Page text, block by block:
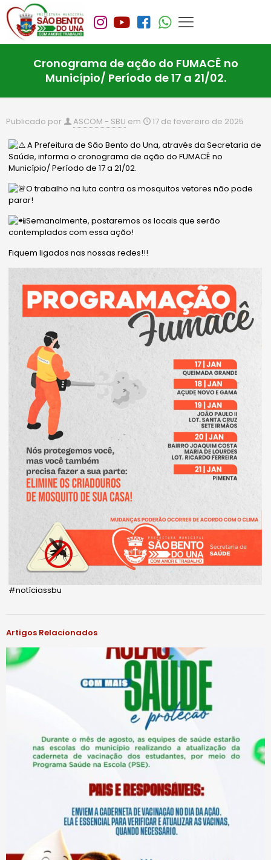
Cronograma de ação do FUMACÊ no
Município/ Período de 17 a 21/02.
Publicado por ASCOM - SBU em 17 de fevereiro de 2025
A Prefeitura de São Bento do Una, através da Secretaria de
Saúde, informa o cronograma de ação do FUMACÊ no
Município/ Período de 17 a 21/02.
O trabalho na luta contra os mosquitos vetores não pode
parar!
Semanalmente, postaremos os locais que serão
contemplados com essa ação!
Fiquem ligados nas nossas redes!!!
#notíciassbu
Artigos Relacionados